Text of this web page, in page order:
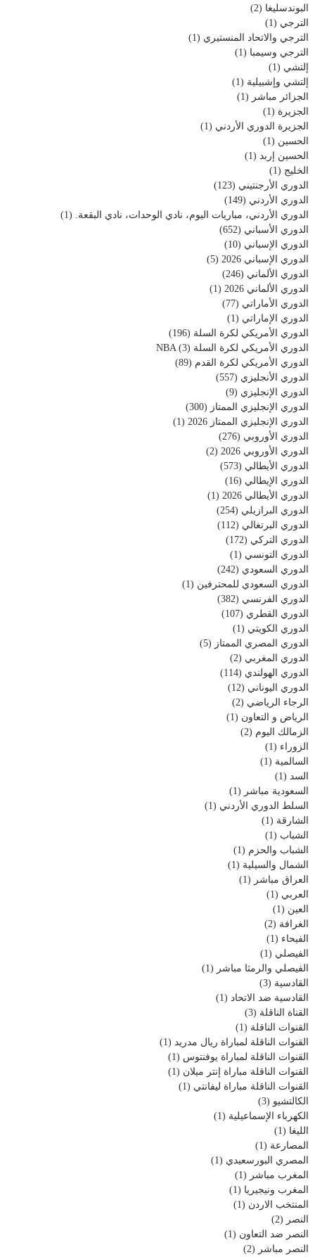
البوندسليغا (2)
الترجي (1)
الترجي والاتحاد المنستيري (1)
الترجي وسيمبا (1)
إلتشي (1)
إلتشي وإشبيلية (1)
الجزائر مباشر (1)
الجزيرة (1)
الجزيرة الدوري الأردني (1)
الحسين (1)
الحسين إربد (1)
الخليج (1)
الدوري الأرجنتيني (123)
الدوري الأردني (149)
الدوري الأردني، مباريات اليوم، نادي الوحدات، نادي البقعة. (1)
الدوري الأسباني (652)
الدوري الإسباني (10)
الدوري الإسباني 2026
(5)
الدوري الألماني (246)
الدوري الألماني 2026
(1)
الدوري الأماراتي (77)
الدوري الإماراتي (1)
الدوري الأمريكي لكرة السلة (196)
الدوري الأمريكي لكرة السلة NBA (3)
الدوري الأمريكي لكرة القدم (89)
الدوري الأنجليزي (557)
الدوري الإنجليزي (9)
الدوري الإنجليزي الممتاز (300)
الدوري الإنجليزي الممتاز 2026
(1)
الدوري الأوروبي (276)
الدوري الأوروبي 2026
(2)
الدوري الأيطالي (573)
الدوري الإيطالي (16)
الدوري الأيطالي 2026
(1)
الدوري البرازيلي (254)
الدوري البرتغالي (112)
الدوري التركي (172)
الدوري التونسي (1)
الدوري السعودي (242)
الدوري السعودي للمحترفين (1)
الدوري الفرنسي (382)
الدوري القطري (107)
الدوري الكويتي (1)
الدوري المصري الممتاز (5)
الدوري المغربي (2)
الدوري الهولندي (114)
الدوري اليوناني (12)
الرجاء الرياضي (2)
الرياض و التعاون (1)
الزمالك اليوم (2)
الزوراء (1)
السالمية (1)
السد (1)
السعودية مباشر (1)
السلط الدوري الأردني (1)
الشارقة (1)
الشباب (1)
الشباب والحزم (1)
الشمال والسيلية (1)
العراق مباشر (1)
العربي (1)
العين (1)
الغرافة (2)
الفيحاء (1)
الفيصلي (1)
الفيصلي والرمثا مباشر (1)
القادسية (3)
القادسية ضد الاتحاد (1)
القناة الناقلة (3)
القنوات الناقلة (1)
القنوات الناقلة لمباراة ريال مدريد (1)
القنوات الناقلة لمباراة يوفنتوس (1)
القنوات الناقلة مباراة إنتر ميلان (1)
القنوات الناقلة مباراة ليفانتي (1)
الكالتشيو (3)
الكهرباء الإسماعيلية (1)
الليغا (1)
المصارعة (1)
المصري البورسعيدي (1)
المغرب مباشر (1)
المغرب ونيجيريا (1)
المنتخب الاردن (1)
النصر (2)
النصر ضد التعاون (1)
النصر مباشر (2)